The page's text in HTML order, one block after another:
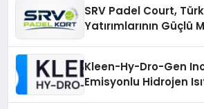
SRV Padel Court,
Yatırımlarının Güçlü
Kleen-Hy-Dro-Gen
Emisyonlu Hidrojen